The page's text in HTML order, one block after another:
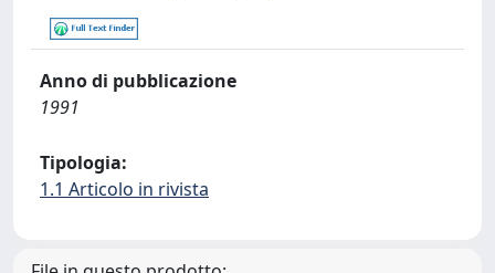
Anno di pubblicazione
1991
Tipologia:
1.1 Articolo in rivista